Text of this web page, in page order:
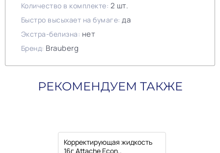
Количество в комплекте: 2 шт.
Быстро высыхает на бумаге: да
Экстра-белизна: нет
Бренд: Brauberg
РЕКОМЕНДУЕМ ТАКЖЕ
Корректирующая жидкость
16г Attache Econ..